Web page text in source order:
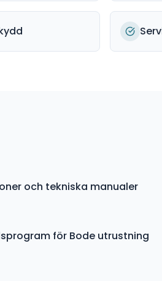
och tekniska manualer
för Bode utrustning